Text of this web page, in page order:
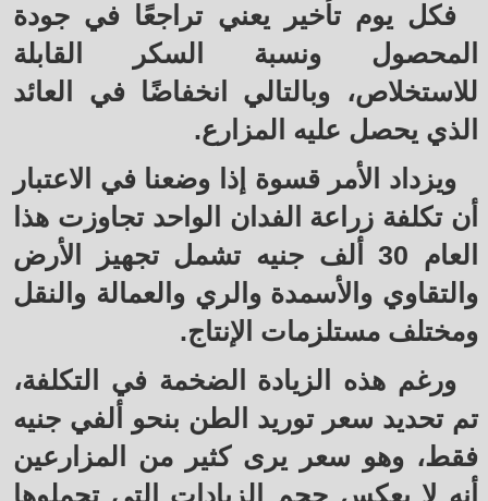
فكل يوم تأخير يعني تراجعًا في جودة
المحصول ونسبة السكر القابلة
للاستخلاص، وبالتالي انخفاضًا في العائد
الذي يحصل عليه المزارع.
ويزداد الأمر قسوة إذا وضعنا في الاعتبار
أن تكلفة زراعة الفدان الواحد تجاوزت هذا
العام 30 ألف جنيه تشمل تجهيز الأرض
والتقاوي والأسمدة والري والعمالة والنقل
ومختلف مستلزمات الإنتاج.
ورغم هذه الزيادة الضخمة في التكلفة،
تم تحديد سعر توريد الطن بنحو ألفي جنيه
فقط، وهو سعر يرى كثير من المزارعين
أنه لا يعكس حجم الزيادات التي تحملوها